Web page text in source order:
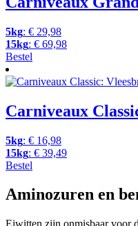
variaties.
optie
kan
gekozen
worden
op
productpagina
5kg: € 29,98
15kg: € 69,98
Bestel
Dit
product
meerdere
variaties.
optie
kan
gekozen
op
productpagina
Carniveaux
5kg: € 16,98
15kg: € 39,49
Bestel
product
heeft
Aminozuren en